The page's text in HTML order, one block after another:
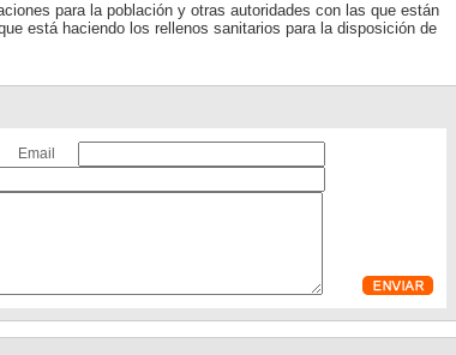
para la población y otras autoridades con las que están
está haciendo los rellenos sanitarios para la disposición de
Email